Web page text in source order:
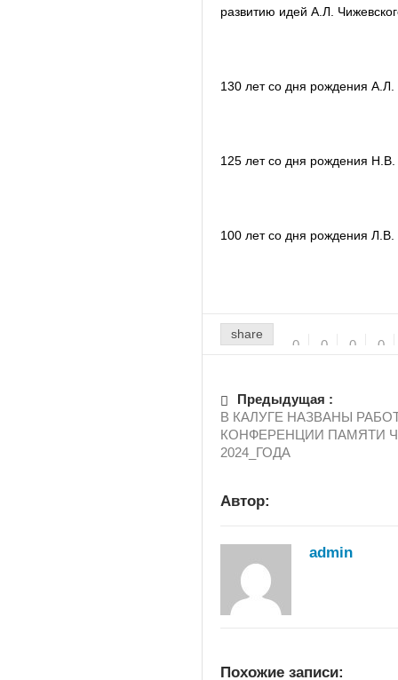
развитию идей А.Л.
130 лет со дня рождения
125 лет со дня рождения Н.В.
100 лет со дня рождения Л.В.
share
0 0 0 0
Предыдущая :
В КАЛУГЕ НАЗВАНЫ
КОНФЕРЕНЦИИ ПАМЯТИ
2024_ГОДА
Автор:
admin
Похожие записи: